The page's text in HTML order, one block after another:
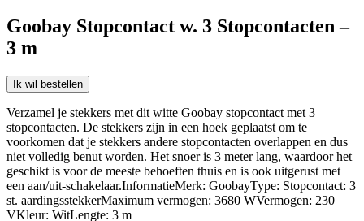
Goobay Stopcontact w. 3 Stopcontacten –
3 m
Ik wil bestellen
Verzamel je stekkers met dit witte Goobay stopcontact met 3
stopcontacten. De stekkers zijn in een hoek geplaatst om te
voorkomen dat je stekkers andere stopcontacten overlappen en dus
niet volledig benut worden. Het snoer is 3 meter lang, waardoor het
geschikt is voor de meeste behoeften thuis en is ook uitgerust met
een aan/uit-schakelaar.InformatieMerk: GoobayType: Stopcontact: 3
st. aardingsstekkerMaximum vermogen: 3680 WVermogen: 230
VKleur: WitLengte: 3 m